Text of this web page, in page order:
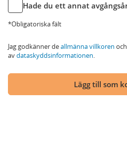
Hade du ett annat
*Obligatoriska fält
Jag godkänner deallmänna villkoren
avdataskyddsinformationen.
Lägg till som